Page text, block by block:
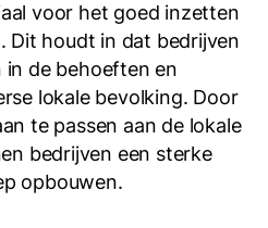
voor het goed inzetten
Dit houdt in dat bedrijven
de behoeften en
lokale bevolking. Door
te passen aan de lokale
bedrijven een sterke
opbouwen.